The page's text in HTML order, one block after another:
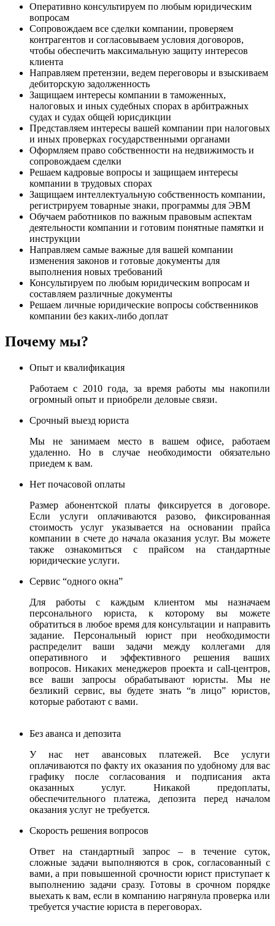
Оперативно консультируем по любым юридическим
вопросам
Сопровождаем все сделки компании, проверяем
контрагентов и согласовываем условия договоров,
чтобы обеспечить максимальную защиту интересов
клиента
Направляем претензии, ведем переговоры и взыскиваем
дебиторскую задолженность
Защищаем интересы компании в таможенных,
налоговых и иных судебных спорах в арбитражных
судах и судах общей юрисдикции
Представляем интересы вашей компании при налоговых
и иных проверках государственными органами
Оформляем право собственности на недвижимость и
сопровождаем сделки
Решаем кадровые вопросы и защищаем интересы
компании в трудовых спорах
Защищаем интеллектуальную собственность компании,
регистрируем товарные знаки, программы для ЭВМ
Обучаем работников по важным правовым аспектам
деятельности компании и готовим понятные памятки и
инструкции
Направляем самые важные для вашей компании
изменения законов и готовые документы для
выполнения новых требований
Консультируем по любым юридическим вопросам и
составляем различные документы
Решаем личные юридические вопросы собственников
компании без каких-либо доплат
Почему мы?
Опыт и квалификация
Работаем с 2010 года, за время работы мы накопили
огромный опыт и приобрели деловые связи.
Срочный выезд юриста
Мы не занимаем место в вашем офисе, работаем
удаленно. Но в случае необходимости обязательно
приедем к вам.
Нет почасовой оплаты
Размер абонентской платы фиксируется в договоре.
Если услуги оплачиваются разово, фиксированная
стоимость услуг указывается на основании прайса
компании в счете до начала оказания услуг. Вы можете
также ознакомиться с прайсом на стандартные
юридические услуги.
Сервис “одного окна”
Для работы с каждым клиентом мы назначаем
персонального юриста, к которому вы можете
обратиться в любое время для консультации и направить
задание. Персональный юрист при необходимости
распределит ваши задачи между коллегами для
оперативного и эффективного решения ваших
вопросов. Никаких менеджеров проекта и call-центров,
все ваши запросы обрабатывают юристы. Мы не
безликий сервис, вы будете знать “в лицо” юристов,
которые работают с вами.
Без аванса и депозита
У нас нет авансовых платежей. Все услуги
оплачиваются по факту их оказания по удобному для вас
графику после согласования и подписания акта
оказанных услуг. Никакой предоплаты,
обеспечительного платежа, депозита перед началом
оказания услуг не требуется.
Скорость решения вопросов
Ответ на стандартный запрос – в течение суток,
сложные задачи выполняются в срок, согласованный с
вами, а при повышенной срочности юрист приступает к
выполнению задачи сразу. Готовы в срочном порядке
выехать к вам, если в компанию нагрянула проверка или
требуется участие юриста в переговорах.